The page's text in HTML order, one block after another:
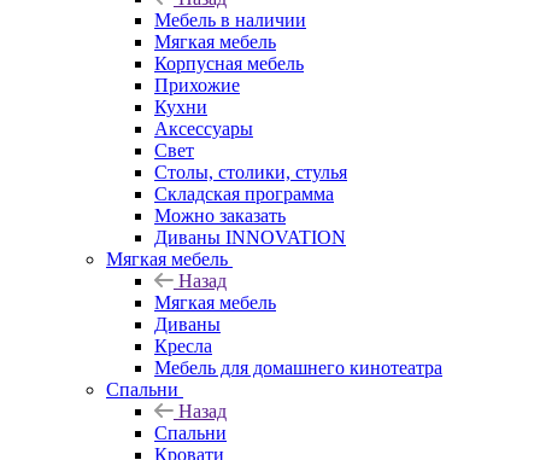
Мебель в наличии
Мягкая мебель
Корпусная мебель
Прихожие
Кухни
Аксессуары
Свет
Столы, столики, стулья
Складская программа
Можно заказать
Диваны INNOVATION
Мягкая мебель
Назад
Мягкая мебель
Диваны
Кресла
Мебель для домашнего кинотеатра
Спальни
Назад
Спальни
Кровати